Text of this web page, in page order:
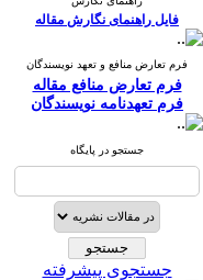
فایل راهنمای نگارش مقاله
فرم تعارض منافع و تعهد نویسندگان
فرم تعارض منافع مقاله
فرم تعهدنامه نویسندگان
جستجو در پایگاه
جستجوی پیشرفته